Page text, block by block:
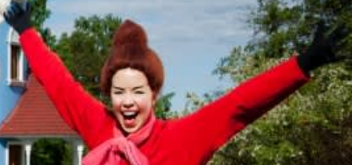
ハンガリー
フィンランド
エストニア
クロアチア
ルーマニア
フェロー諸島